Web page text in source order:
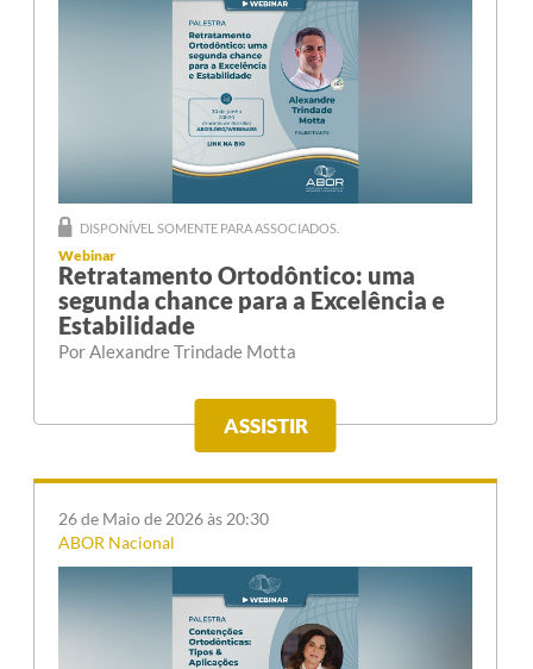
DISPONÍVEL SOMENTE PARA ASSOCIADOS.
Webinar
Retratamento Ortodôntico: uma
segunda chance para a Excelência e
Estabilidade
Por Alexandre Trindade Motta
ASSISTIR
26 de Maio de 2026 às 20:30
ABOR Nacional